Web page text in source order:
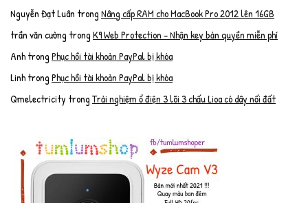
Nguyễn Đạt Luân trongNâng cấp RAM cho MacBook Pro 2012 lên 16GB
trần văn cường trongK9 Web Protection – Nhận key bản quyền miễn phí
AnhtrongPhục hồi tài khoản PayPal bị khóa
LinhtrongPhục hồi tài khoản PayPal bị khóa
Qmelectricity trongTrải nghiệm ổ điện 3 lõi 3 chấu Lioa có dây nối đất